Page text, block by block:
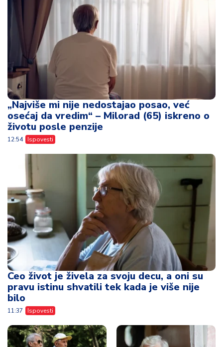
„Najviše mi nije nedostajao posao, već
osećaj da vredim“ – Milorad (65) iskreno o
životu posle penzije
12:54 Ispovesti
Ceo život je živela za svoju decu, a oni su
pravu istinu shvatili tek kada je više nije
bilo
11:37 Ispovesti